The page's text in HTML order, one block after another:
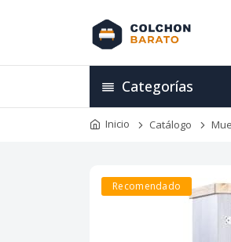
Categorías
Inicio Catálogo
Recomendado